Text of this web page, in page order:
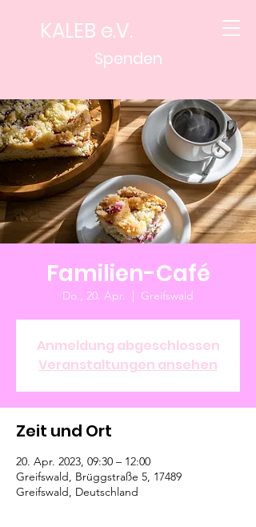
KALEB e.V.
Spenden
Familien-Café
Do., 20. Apr.
  |
Greifswald
Anmeldung abgeschlossen
Veranstaltungen ansehen
Zeit und Ort
20. Apr. 2023, 09:30 – 12:00
Greifswald, Brüggstraße 5, 17489
Greifswald, Deutschland